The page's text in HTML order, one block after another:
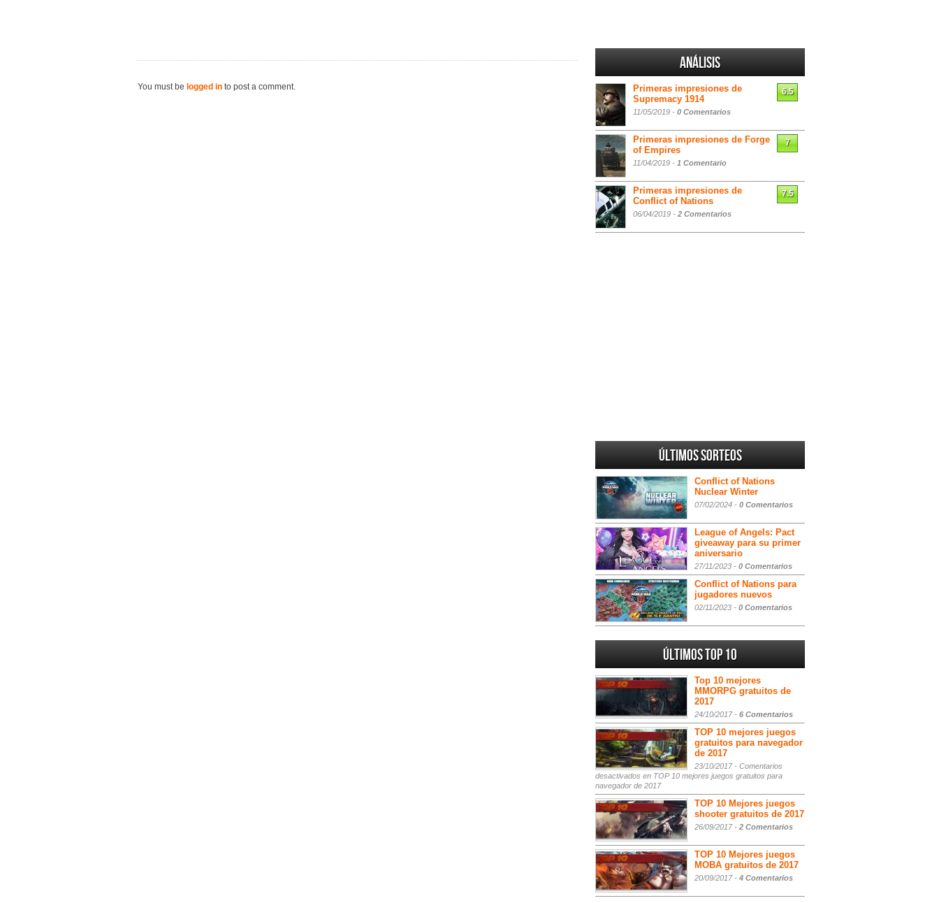
You must be logged in to post a comment.
Análisis
Primeras impresiones de
Supremacy 1914
11/05/2019 - 0 Comentarios
6.5
Primeras impresiones de Forge
of Empires
11/04/2019 - 1 Comentario
7
Primeras impresiones de
Conflict of Nations
06/04/2019 - 2 Comentarios
7.5
Últimos sorteos
Conflict of Nations
Nuclear Winter
07/02/2024 - 0 Comentarios
League of Angels: Pact
giveaway para su primer
aniversario
27/11/2023 - 0 Comentarios
Conflict of Nations para
jugadores nuevos
02/11/2023 - 0 Comentarios
Últimos Top 10
Top 10 mejores
MMORPG gratuitos de
2017
24/10/2017 - 6 Comentarios
TOP 10 mejores juegos
gratuitos para navegador
de 2017
23/10/2017 - Comentarios
desactivados en TOP 10 mejores juegos gratuitos para
navegador de 2017
TOP 10 Mejores juegos
shooter gratuitos de 2017
26/09/2017 - 2 Comentarios
TOP 10 Mejores juegos
MOBA gratuitos de 2017
20/09/2017 - 4 Comentarios